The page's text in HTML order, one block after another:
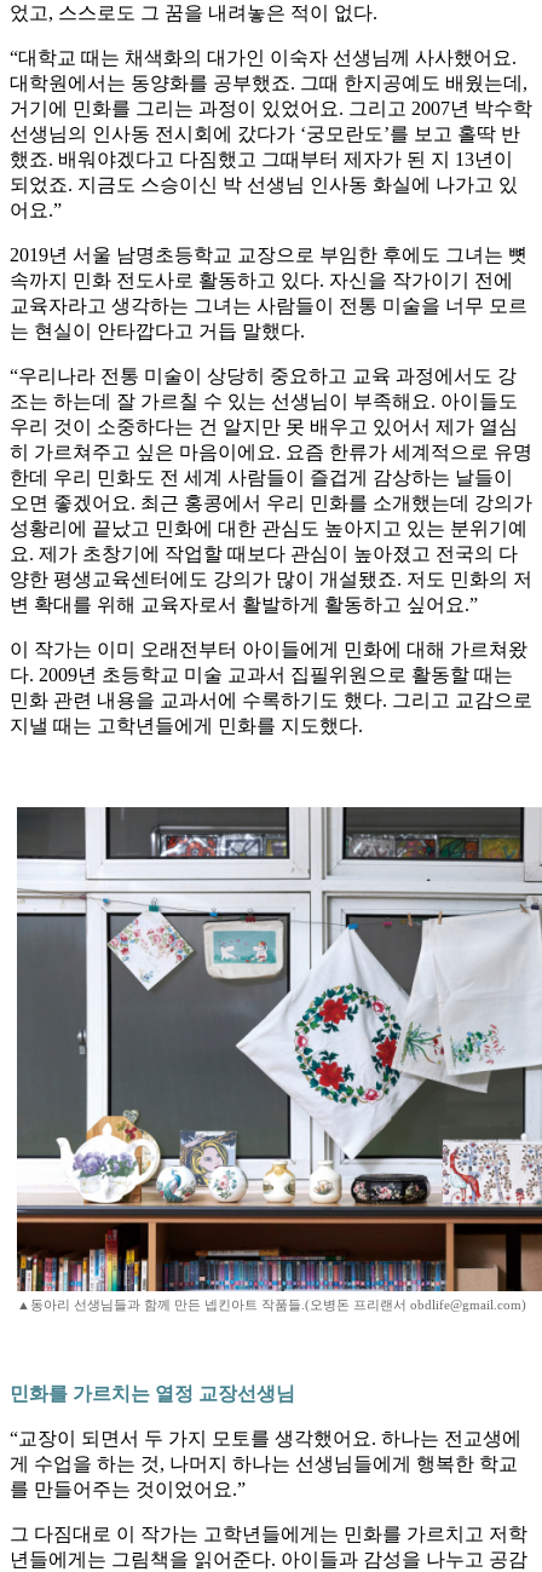
었고, 스스로도 그 꿈을 내려놓은 적이 없다.
“대학교 때는 채색화의 대가인 이숙자 선생님께 사사했어요.
대학원에서는 동양화를 공부했죠. 그때 한지공예도 배웠는데,
거기에 민화를 그리는 과정이 있었어요. 그리고 2007년 박수학
선생님의 인사동 전시회에 갔다가 ‘궁모란도’를 보고 홀딱 반
했죠. 배워야겠다고 다짐했고 그때부터 제자가 된 지 13년이
되었죠. 지금도 스승이신 박 선생님 인사동 화실에 나가고 있
어요.”
2019년 서울 남명초등학교 교장으로 부임한 후에도 그녀는 뼛
속까지 민화 전도사로 활동하고 있다. 자신을 작가이기 전에
교육자라고 생각하는 그녀는 사람들이 전통 미술을 너무 모르
는 현실이 안타깝다고 거듭 말했다.
“우리나라 전통 미술이 상당히 중요하고 교육 과정에서도 강
조는 하는데 잘 가르칠 수 있는 선생님이 부족해요. 아이들도
우리 것이 소중하다는 건 알지만 못 배우고 있어서 제가 열심
히 가르쳐주고 싶은 마음이에요. 요즘 한류가 세계적으로 유명
한데 우리 민화도 전 세계 사람들이 즐겁게 감상하는 날들이
오면 좋겠어요. 최근 홍콩에서 우리 민화를 소개했는데 강의가
성황리에 끝났고 민화에 대한 관심도 높아지고 있는 분위기예
요. 제가 초창기에 작업할 때보다 관심이 높아졌고 전국의 다
양한 평생교육센터에도 강의가 많이 개설됐죠. 저도 민화의 저
변 확대를 위해 교육자로서 활발하게 활동하고 싶어요.”
이 작가는 이미 오래전부터 아이들에게 민화에 대해 가르쳐왔
다. 2009년 초등학교 미술 교과서 집필위원으로 활동할 때는
민화 관련 내용을 교과서에 수록하기도 했다. 그리고 교감으로
지낼 때는 고학년들에게 민화를 지도했다.
▲동아리 선생님들과 함께 만든 넵킨아트 작품들.(오병돈 프리랜서 obdlife@gmail.com)
민화를 가르치는 열정 교장선생님
“교장이 되면서 두 가지 모토를 생각했어요. 하나는 전교생에
게 수업을 하는 것, 나머지 하나는 선생님들에게 행복한 학교
를 만들어주는 것이었어요.”
그 다짐대로 이 작가는 고학년들에게는 민화를 가르치고 저학
년들에게는 그림책을 읽어준다. 아이들과 감성을 나누고 공감